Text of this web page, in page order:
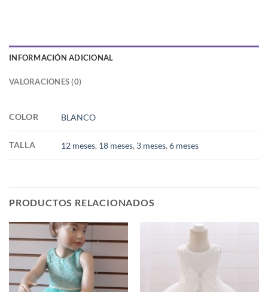
INFORMACIÓN ADICIONAL
VALORACIONES (0)
COLOR BLANCO
TALLA 12 meses, 18 meses, 3 meses,6 meses
PRODUCTOS RELACIONADOS